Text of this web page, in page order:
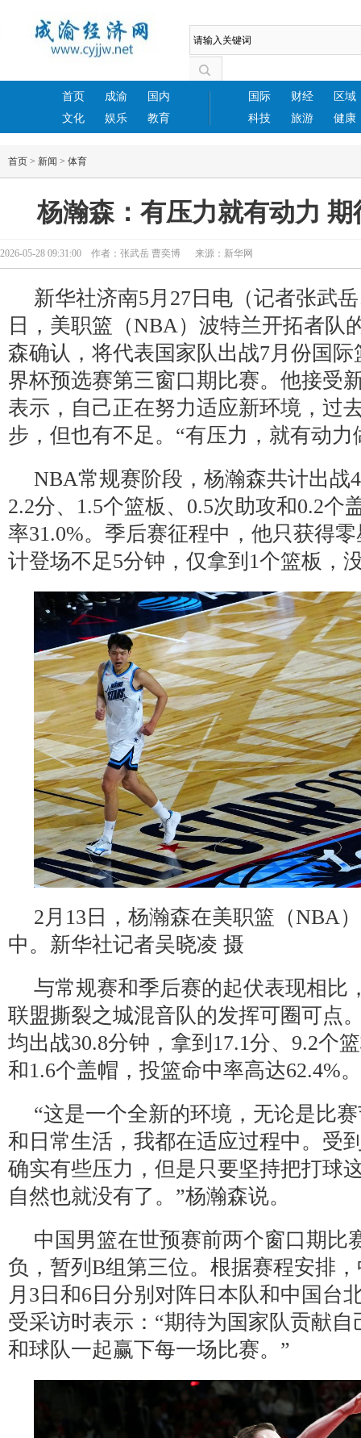
首页 成渝
国内
文化
娱乐 教育
国际 财经
区域
科技
旅游 健康
首页 > 新闻 > 体育
杨瀚森：有压力就有动力
2026-05-28 09:31:00 作者：张武岳 曹奕博 来源：新华网
新华社济南5月27日电（记者张武
日，美职篮（NBA）波特兰开拓者队
森确认，将代表国家队出战7月份国际
界杯预选赛第三窗口期比赛。他接受
表示，自己正在努力适应新环境，过
步，但也有不足。“有压力，就有动力
NBA常规赛阶段，杨瀚森共计出战
2.2分、1.5个篮板、0.5次助攻和0.2个
率31.0%。季后赛征程中，他只获得
计登场不足5分钟，仅拿到1个篮板，
2月13日，杨瀚森在美职篮（NBA
中。新华社记者吴晓凌 摄
与常规赛和季后赛的起伏表现相比
联盟撕裂之城混音队的发挥可圈可点
均出战30.8分钟，拿到17.1分、9.2个
和1.6个盖帽，投篮命中率高达62.4%。
“这是一个全新的环境，无论是比
和日常生活，我都在适应过程中。受
确实有些压力，但是只要坚持把打球
自然也就没有了。”杨瀚森说。
中国男篮在世预赛前两个窗口期比
负，暂列B组第三位。根据赛程安排
月3日和6日分别对阵日本队和中国台
受采访时表示：“期待为国家队贡献
和球队一起赢下每一场比赛。”